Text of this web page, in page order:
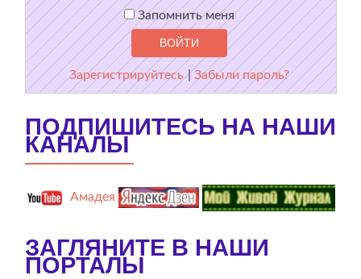
Запомнить меня
Зарегистрируйтесь |Забыли пароль?
ПОДПИШИТЕСЬ НА НАШИ
КАНАЛЫ
Амадея
ЗАГЛЯНИТЕ В НАШИ
ПОРТАЛЫ